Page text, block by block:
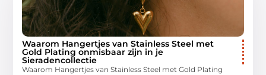
Waarom Hangertjes van Stainless Steel met
Gold Plating onmisbaar zijn in je
Sieradencollectie
Waarom Hangertjes van Stainless Steel met Gold Plating